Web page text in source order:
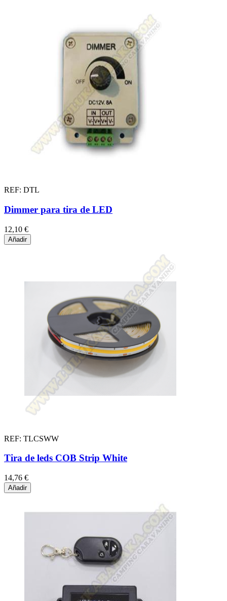
REF: DTL
Dimmer para tira de LED
12,10 €
Añadir
REF: TLCSWW
Tira de leds COB Strip White
14,76 €
Añadir